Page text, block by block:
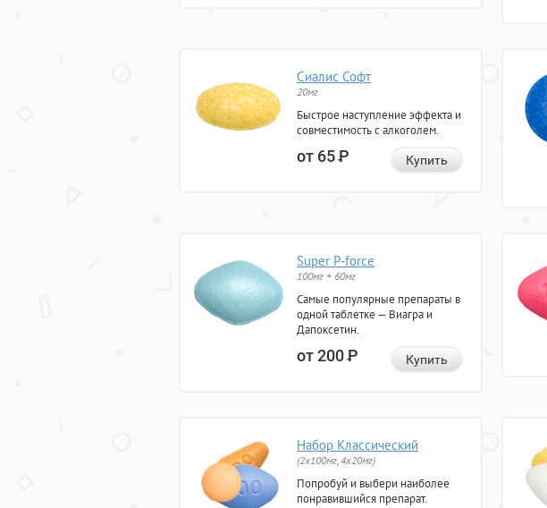
Сиалис Софт
20мг
Быстрое наступление эффекта и
совместимость с алкоголем.
от 65Р Купить
Super P-force
100мг + 60мг
Самые популярные препараты в
одной таблетке — Виагра и
Дапоксетин.
от 200Р Купить
Набор Классический
(2x100мг, 4x20мг)
Попробуй и выбери наиболее
понравившийся препарат.